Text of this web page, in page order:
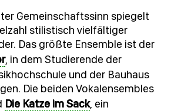
Gemeinschaftssinn spiegelt
stilistisch vielfältiger
Das größte Ensemble ist der
, in dem Studierende der
und der Bauhaus
Die beiden Vokalensembles
Die Katze im Sack, ein